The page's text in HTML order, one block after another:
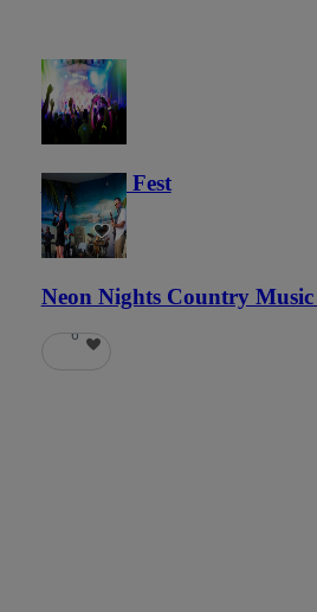
Haunted Fest
58
Neon Nights Country Music
6